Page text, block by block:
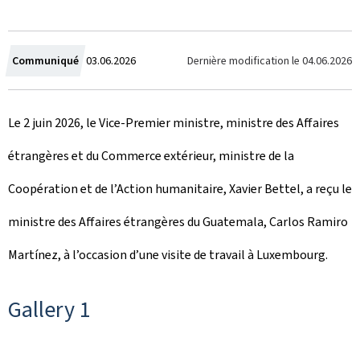
Communiqué C
r
é
e
l
e
03.06.2026 Dernière modification le 04.06.2026
Le 2 juin 2026, le Vice-Premier ministre, ministre des Affaires
étrangères et du Commerce extérieur, ministre de la
Coopération et de l’Action humanitaire, Xavier Bettel, a reçu le
ministre des Affaires étrangères du Guatemala, Carlos Ramiro
Martínez, à l’occasion d’une visite de travail à Luxembourg.
Gallery 1